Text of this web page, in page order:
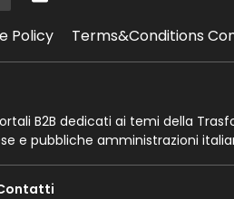
Policy Terms&Conditions
B2B dedicati ai temi della
e pubbliche amministrazioni